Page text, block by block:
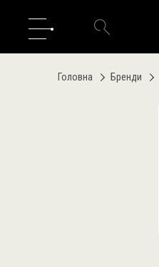
Головна Бренди